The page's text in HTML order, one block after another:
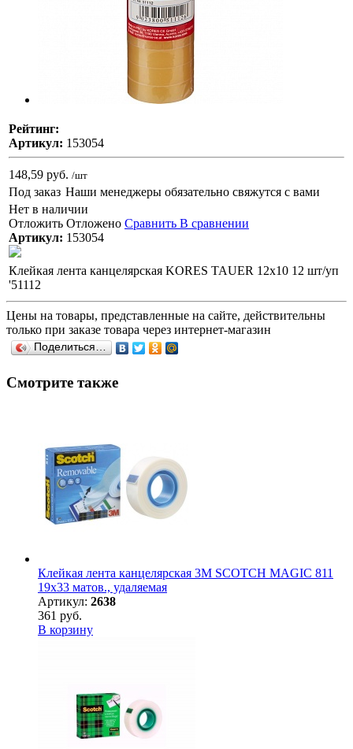
Рейтинг:
Артикул: 153054
148,59 руб. /шт
Под заказ Наши менеджеры обязательно свяжутся с вами
Нет в наличии
Отложить Отложено Сравнить В сравнении
Артикул: 153054
Клейкая лента канцелярская KORES TAUER 12x10 12 шт/уп
'51112
Цены на товары, представленные на сайте, действительны
только при заказе товара через интернет-магазин
Поделиться…
Смотрите также
Клейкая лента канцелярская 3M SCOTCH MAGIC 811
19х33 матов., удаляемая
Артикул: 2638
361 руб.
В корзину